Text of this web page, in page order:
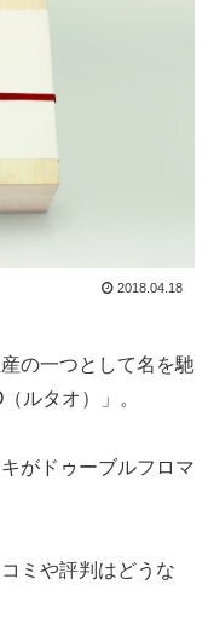
2018.04.18
の一つとして名を馳
ルタオ）」。
がドゥーブルフロマ
ミや評判はどうな